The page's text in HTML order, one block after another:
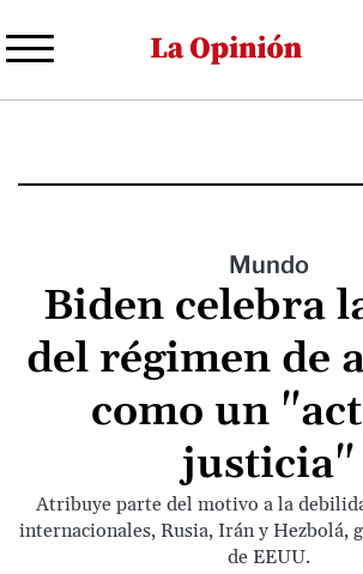
al
principal
Mundo
Biden celebra
del régimen de
como un
justicia"
Atribuye parte del motivo a la
internacionales, Rusia, Irán y Hezbolá,
de EEUU.